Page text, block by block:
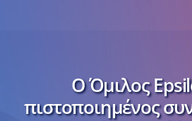
Ο Όμιλος
πιστοποιημένος